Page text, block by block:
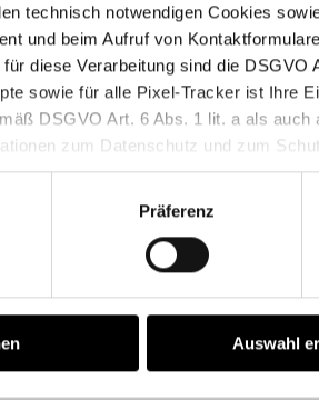
technisch notwendigen Cookies
und beim Aufruf von
diese Verarbeitung sind die
sowie für alle Pixel-Tracker ist Ihre
DSGVO Art. 6 Abs. 1 lit. a als
zum Datenschutz und zum
und in unserem
Präferenz
Auswahl
official
use modern encryption
between authorities - e.g. for
the University of Innsbruck and
network is not only in the interests
works and communicates
the foundation for the overall EU